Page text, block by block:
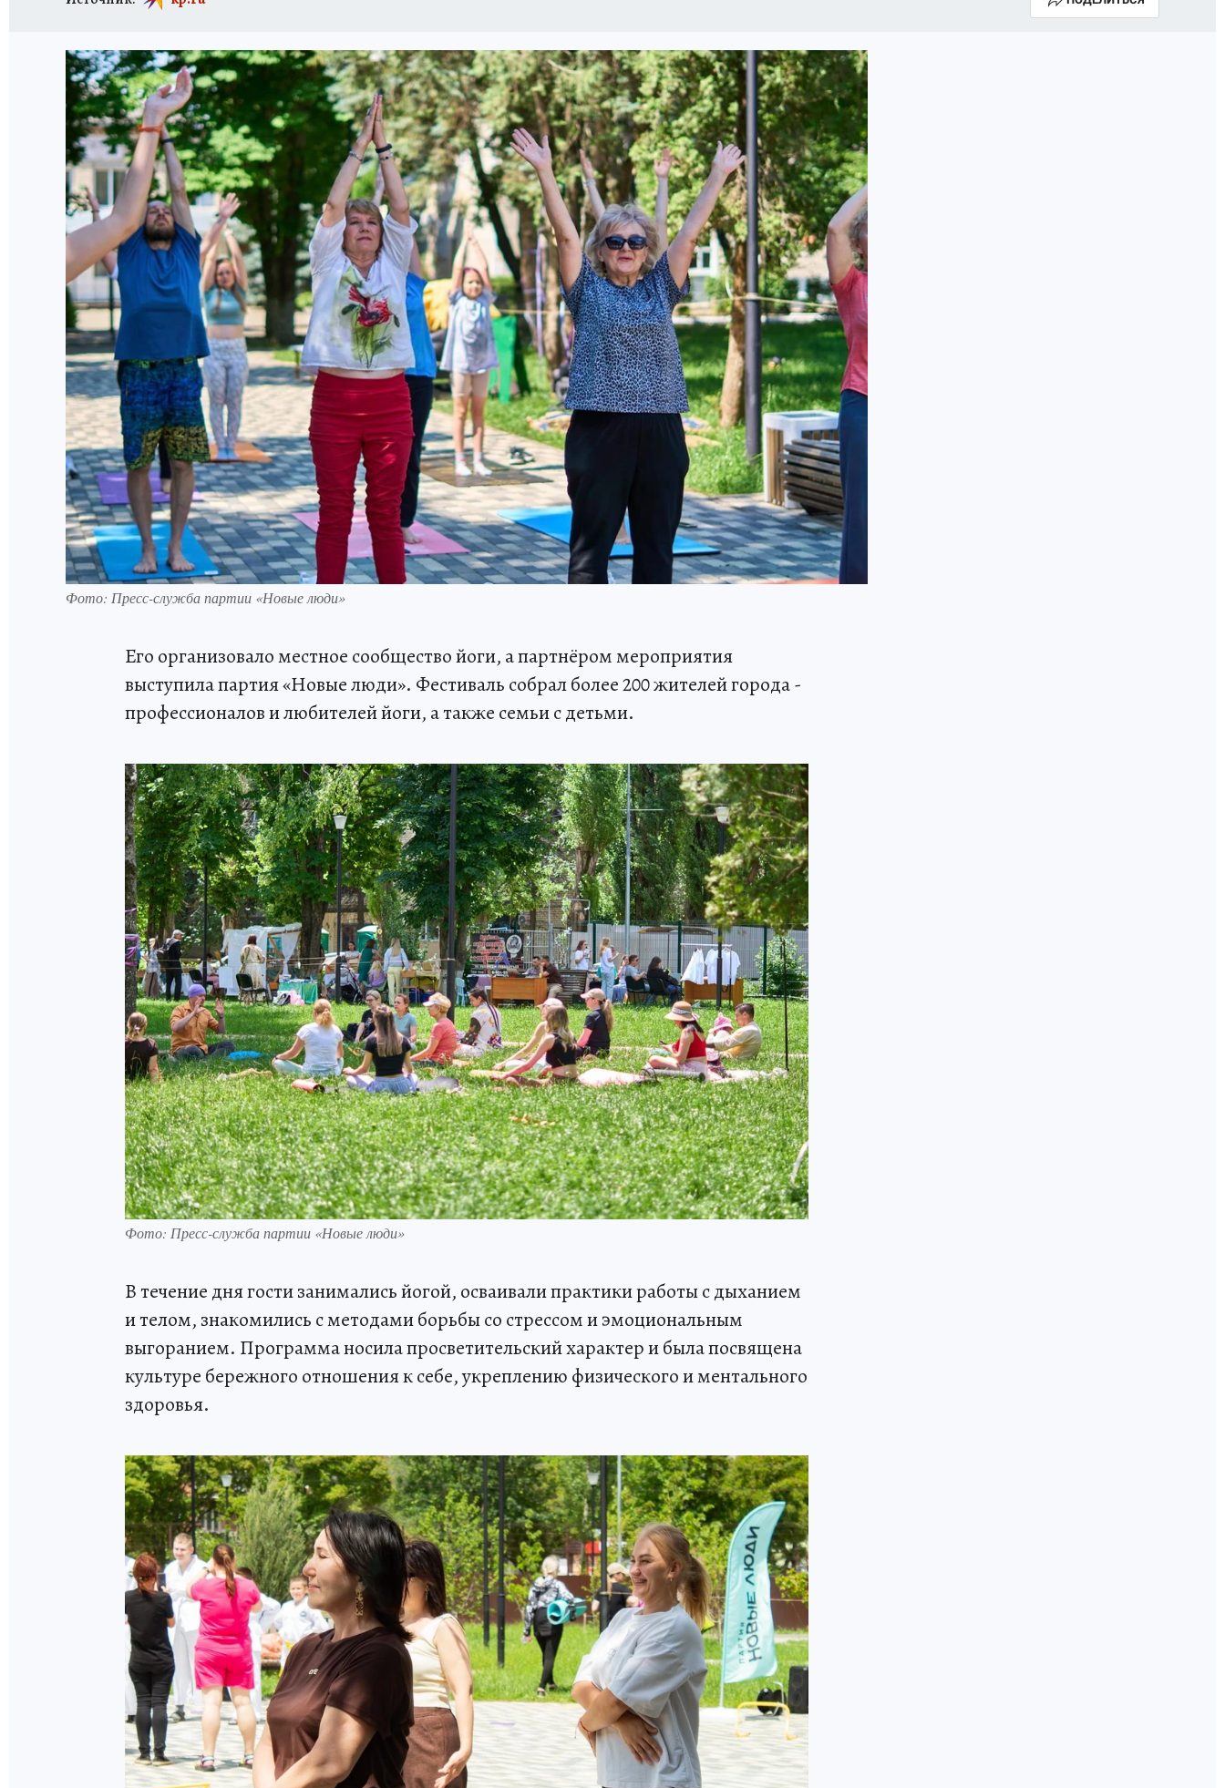
Фото: Пресс-служба партии «Новые люди»
Его организовало местное сообщество йоги, а партнёром мероприятия
выступила партия «Новые люди». Фестиваль собрал более 200 жителей города -
профессионалов и любителей йоги, а также семьи с детьми.
Фото: Пресс-служба партии «Новые люди»
В течение дня гости занимались йогой, осваивали практики работы с дыханием
и телом, знакомились с методами борьбы со стрессом и эмоциональным
выгоранием. Программа носила просветительский характер и была посвящена
культуре бережного отношения к себе, укреплению физического и ментального
здоровья.